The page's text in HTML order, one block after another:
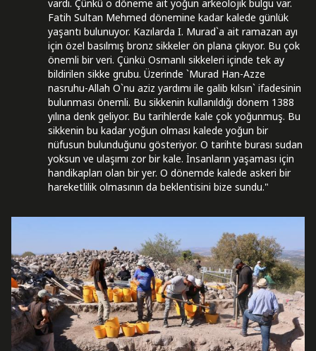
vardı. Çünkü o döneme ait yoğun arkeolojik bulgu var.
Fatih Sultan Mehmed dönemine kadar kalede günlük
yaşantı bulunuyor. Kazılarda I. Murad`a ait ramazan ayı
için özel basılmış bronz sikkeler ön plana çıkıyor. Bu çok
önemli bir veri. Çünkü Osmanlı sikkeleri içinde tek ay
bildirilen sikke grubu. Üzerinde `Murad Han-Azze
nasruhu-Allah O`nu aziz yardımı ile galib kılsın` ifadesinin
bulunması önemli. Bu sikkenin kullanıldığı dönem 1388
yılına denk geliyor. Bu tarihlerde kale çok yoğunmuş. Bu
sikkenin bu kadar yoğun olması kalede yoğun bir
nüfusun bulunduğunu gösteriyor. O tarihte burası sudan
yoksun ve ulaşımı zor bir kale. İnsanların yaşaması için
handikapları olan bir yer. O dönemde kalede askeri bir
hareketlilik olmasının da beklentisini bize sundu."